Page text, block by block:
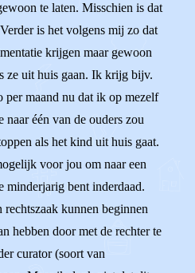
te laten. Misschien is dat
is het volgens mij zo dat
krijgen maar gewoon
ze uit huis gaan. Ik krijg bijv.
per maand nu dat ik op mezelf
één van de ouders zou
als het kind uit huis gaat.
voor jou om naar een
minderjarig bent inderdaad.
rechtszaak kunnen beginnen
hebben door met de rechter te
curator (soort van